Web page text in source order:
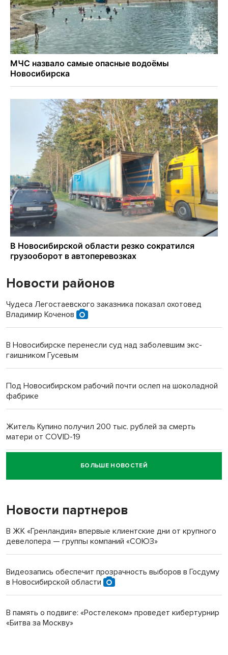
Новости районов
Чудеса Легостаевского заказника показал охотовед
Владимир Коченов
В Новосибирске перенесли суд над заболевшим экс-
гаишником Гусевым
Под Новосибирском рабочий почти ослеп на шоколадной
фабрике
Житель Купино получил 200 тыс. рублей за смерть
матери от COVID-19
Новосибирский суд наказал водителя за смерть
пенсионерки на вокзале
БОЛЬШЕ НОВОСТЕЙ
Новости партнеров
В ЖК «Гренландия» впервые клиентские дни от крупного
девелопера — группы компаний «СОЮЗ»
Видеозапись обеспечит прозрачность выборов в Госдуму
в Новосибирской области
В память о подвиге: «Ростелеком» проведет кибертурнир
«Битва за Москву»